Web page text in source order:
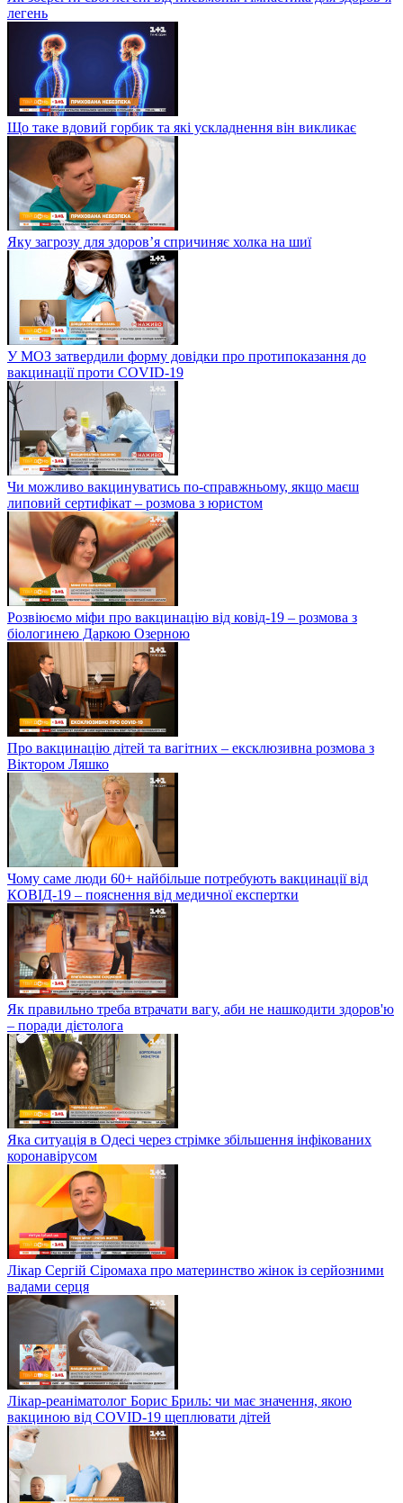
легень
Що таке вдовий горбик та які ускладнення він викликає
Яку загрозу для здоров’я спричиняє холка на шиї
У МОЗ затвердили форму довідки про протипоказання до
вакцинації проти COVID-19
Чи можливо вакцинуватись по-справжньому, якщо маєш
липовий сертифікат – розмова з юристом
Розвіюємо міфи про вакцинацію від ковід-19 – розмова з
біологинею Даркою Озерною
Про вакцинацію дітей та вагітних – ексклюзивна розмова з
Віктором Ляшко
Чому саме люди 60+ найбільше потребують вакцинації від
КОВІД-19 – пояснення від медичної експертки
Як правильно треба втрачати вагу, аби не нашкодити здоров'ю
– поради дієтолога
Яка ситуація в Одесі через стрімке збільшення інфікованих
коронавірусом
Лікар Сергій Сіромаха про материнство жінок із серйозними
вадами серця
Лікар-реаніматолог Борис Бриль: чи має значення, якою
вакциною від COVID-19 щеплювати дітей